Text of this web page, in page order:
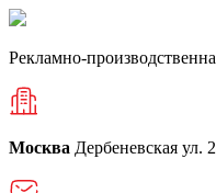
Рекламно-
Москва Дербеневская ул.